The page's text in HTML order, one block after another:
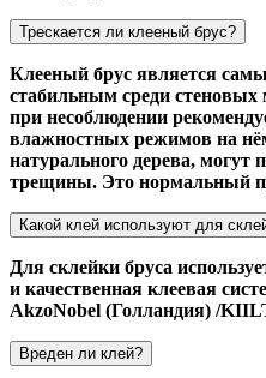
Трескается ли клееный брус?
Клееный брус является
стабильным среди стеновых
при несоблюдении
влажностных режимов на
натурального дерева, могут
трещины. Это нормальный
Какой клей используют для
Для склейки бруса
и качественная клеевая
AkzoNobel (Голландия) /
Вреден ли клей?